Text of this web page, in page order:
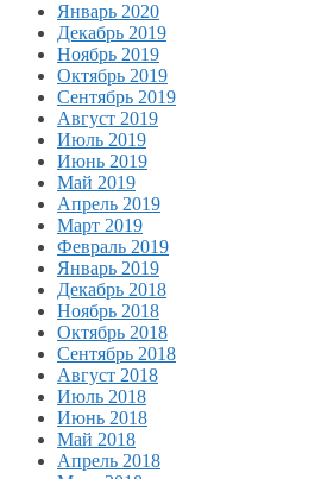
Январь 2020
Декабрь 2019
Ноябрь 2019
Октябрь 2019
Сентябрь 2019
Август 2019
Июль 2019
Июнь 2019
Май 2019
Апрель 2019
Март 2019
Февраль 2019
Январь 2019
Декабрь 2018
Ноябрь 2018
Октябрь 2018
Сентябрь 2018
Август 2018
Июль 2018
Июнь 2018
Май 2018
Апрель 2018